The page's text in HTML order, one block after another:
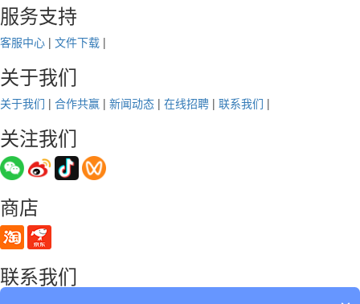
服务支持
客服中心 | 文件下载 |
关于我们
关于我们 | 合作共赢 | 新闻动态 | 在线招聘 | 联系我们 |
关注我们
商店
联系我们